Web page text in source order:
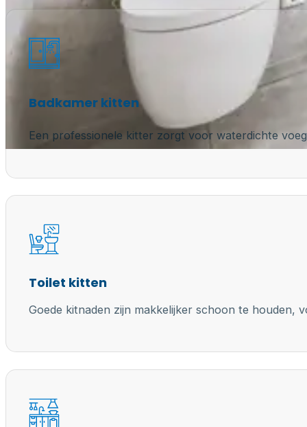
Badkamer kitten
Een professionele kitter zorgt voor waterdichte
Toilet kitten
Goede kitnaden zijn makkelijker schoon te houden,